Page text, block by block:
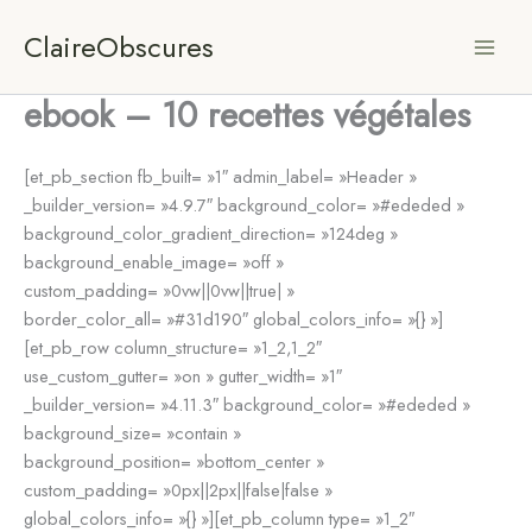
ClaireObscures
ebook – 10 recettes végétales
[et_pb_section fb_built= »1″ admin_label= »Header »
_builder_version= »4.9.7″ background_color= »#ededed »
background_color_gradient_direction= »124deg »
background_enable_image= »off »
custom_padding= »0vw||0vw||true| »
border_color_all= »#31d190″ global_colors_info= »{} »]
[et_pb_row column_structure= »1_2,1_2″
use_custom_gutter= »on » gutter_width= »1″
_builder_version= »4.11.3″ background_color= »#ededed »
background_size= »contain »
background_position= »bottom_center »
custom_padding= »0px||2px||false|false »
global_colors_info= »{} »][et_pb_column type= »1_2″